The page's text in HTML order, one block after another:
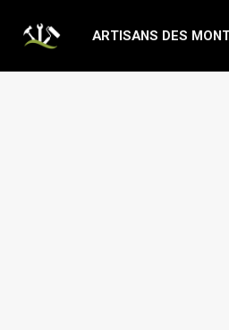
ARTISANS DES